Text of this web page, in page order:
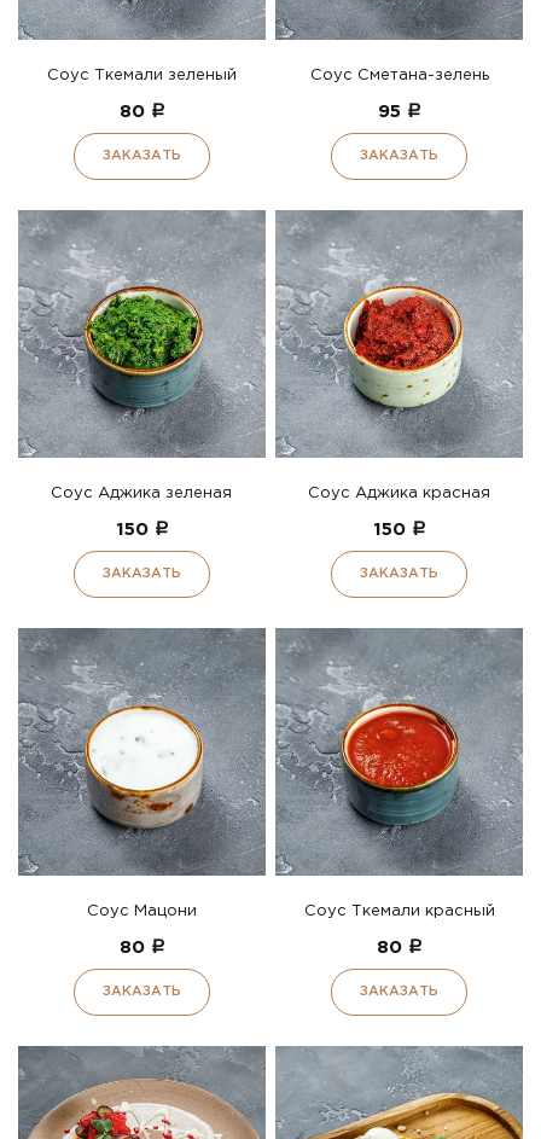
Соус Ткемали зеленый
80 a
ЗАКАЗАТЬ
Соус Сметана-зелень
95 a
ЗАКАЗАТЬ
Соус Аджика зеленая
150 a
ЗАКАЗАТЬ
Соус Аджика красная
150 a
ЗАКАЗАТЬ
Соус Мацони
80 a
ЗАКАЗАТЬ
Соус Ткемали красный
80 a
ЗАКАЗАТЬ